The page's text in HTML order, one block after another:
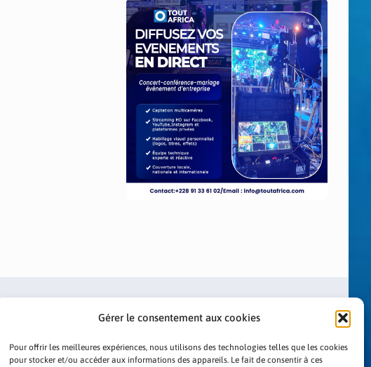
Gérer le consentement aux cookies
Pour offrir les meilleures expériences, nous utilisons des technologies telles que les cookies
pour stocker et/ou accéder aux informations des appareils. Le fait de consentir à ces